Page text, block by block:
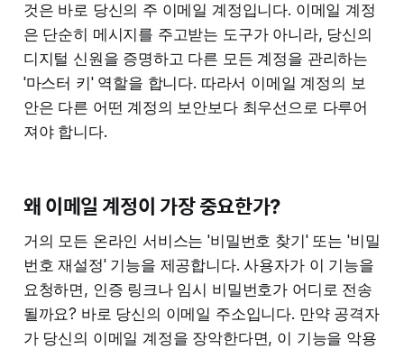
것은 바로 당신의 주 이메일 계정입니다. 이메일 계정
은 단순히 메시지를 주고받는 도구가 아니라, 당신의
디지털 신원을 증명하고 다른 모든 계정을 관리하는
'마스터 키' 역할을 합니다. 따라서 이메일 계정의 보
안은 다른 어떤 계정의 보안보다 최우선으로 다루어
져야 합니다.
왜 이메일 계정이 가장 중요한가?
거의 모든 온라인 서비스는 '비밀번호 찾기' 또는 '비밀
번호 재설정' 기능을 제공합니다. 사용자가 이 기능을
요청하면, 인증 링크나 임시 비밀번호가 어디로 전송
될까요? 바로 당신의 이메일 주소입니다. 만약 공격자
가 당신의 이메일 계정을 장악한다면, 이 기능을 악용